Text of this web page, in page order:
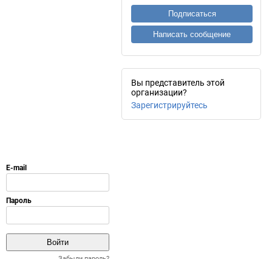
Подписаться
Написать сообщение
Вы представитель этой
организации?
Зарегистрируйтесь